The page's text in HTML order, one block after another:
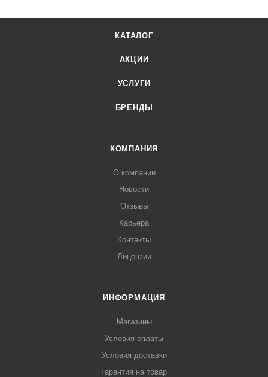
КАТАЛОГ
АКЦИИ
УСЛУГИ
БРЕНДЫ
КОМПАНИЯ
О компании
Новости
Отзывы
Карьера
Контакты
Лицензии
ИНФОРМАЦИЯ
Магазины
Условия оплаты
Условия доставки
Гарантия на товар